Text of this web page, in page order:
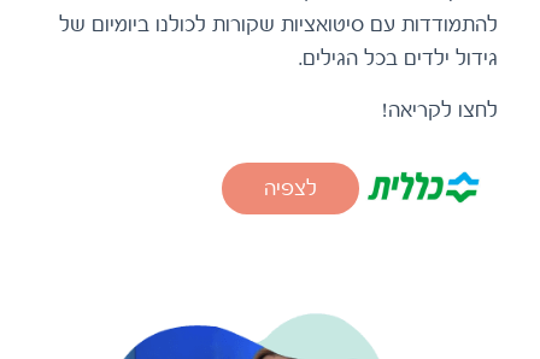
גידול ילדים בכל הגילים.
לחצו לקריאה!